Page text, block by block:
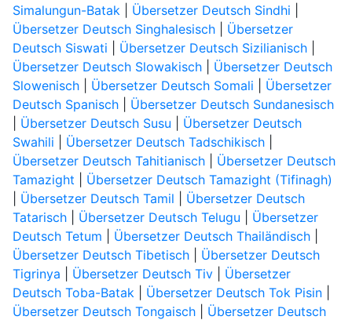
Simalungun-Batak| Übersetzer Deutsch Sindhi
Übersetzer Deutsch Singhalesisch| Übersetzer
Deutsch Siswati
Übersetzer Deutsch Sizilianisch|
Übersetzer Deutsch Slowakisch| Übersetzer Deutsch
Slowenisch| Übersetzer Deutsch Somali
Übersetzer
Deutsch Spanisch| Übersetzer Deutsch Sundanesisch
Übersetzer Deutsch Susu
Übersetzer Deutsch
Swahili
Übersetzer Deutsch Tadschikisch|
Übersetzer Deutsch Tahitianisch| Übersetzer Deutsch
Tamazight
Übersetzer Deutsch Tamazight (Tifinagh)
Übersetzer Deutsch Tamil
Übersetzer Deutsch
Tatarisch| Übersetzer Deutsch Telugu
Übersetzer
Deutsch Tetum
Übersetzer Deutsch Thailändisch|
Übersetzer Deutsch Tibetisch| Übersetzer Deutsch
Tigrinya
Übersetzer Deutsch Tiv| Übersetzer
Deutsch Toba-Batak| Übersetzer Deutsch Tok Pisin|
Übersetzer Deutsch Tongaisch| Übersetzer Deutsch